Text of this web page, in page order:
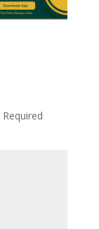
Required